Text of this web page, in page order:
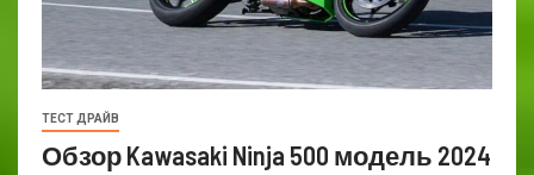
ТЕСТ ДРАЙВ
Обзор Kawasaki Ninja 500 модель 2024